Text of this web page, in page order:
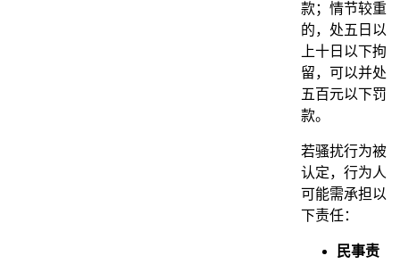
款；情节较重
的，处五日以
上十日以下拘
留，可以并处
五百元以下罚
款。
若骚扰行为被
认定，行为人
可能需承担以
下责任：
民事责